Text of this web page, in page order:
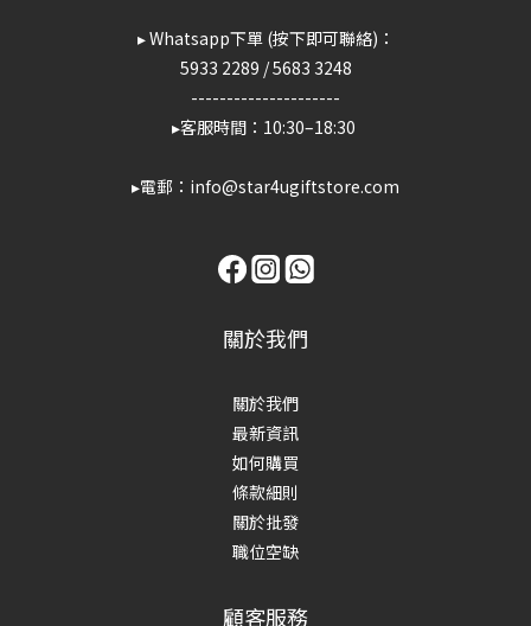
▸ Whatsapp下單 (按下即可聯絡)：
5933 2289 /5683 3248
---------------------
▸客服時間：10:30–18:30
▸電郵：info@star4ugiftstore.com
關於我們
關於我們
最新資訊
如何購買
條款細則
關於批發
職位空缺
顧客服務